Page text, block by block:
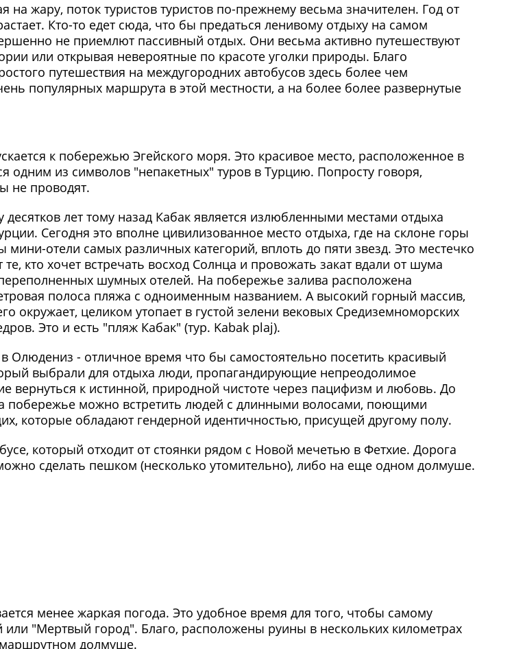
жару, поток туристов туристов по-прежнему весьма значителен. Год от
Кто-то едет сюда, что бы предаться ленивому отдыху на самом
не приемлют пассивный отдых. Они весьма активно путешествуют
или открывая невероятные по красоте уголки природы. Благо
путешествия на междугородних автобусов здесь более чем
популярных маршрута в этой местности, а на более более развернутые
к побережью Эгейского моря. Это красивое место, расположенное в
одним из символов "непакетных" туров в Турцию. Попросту говоря,
не проводят.
десятков лет тому назад Кабак является излюбленными местами отдыха
Сегодня это вполне цивилизованное место отдыха, где на склоне горы
мини-отели самых различных категорий, вплоть до пяти звезд. Это местечко
кто хочет встречать восход Солнца и провожать закат вдали от шума
шумных отелей. На побережье залива расположена
полоса пляжа с одноименным названием. А высокий горный массив,
окружает, целиком утопает в густой зелени вековых Средиземноморских
Это и есть "пляж Кабак" (тур. Kabak plaj).
Олюдениз - отличное время что бы самостоятельно посетить красивый
выбрали для отдыха люди, пропагандирующие непреодолимое
вернуться к истинной, природной чистоте через пацифизм и любовь. До
побережье можно встретить людей с длинными волосами, поющими
которые обладают гендерной идентичностью, присущей другому полу.
который отходит от стоянки рядом с Новой мечетью в Фетхие. Дорога
сделать пешком (несколько утомительно), либо на еще одном долмуше.
менее жаркая погода. Это удобное время для того, чтобы самому
"Мертвый город". Благо, расположены руины в нескольких километрах
долмуше.